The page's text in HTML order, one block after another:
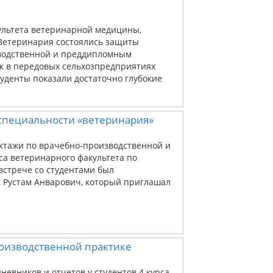
ветеринарной медицины,
состоялись защиты
и преддипломным
передовых сельхозпредприятиях
показали достаточно глубокие
«ветеринария»
по врачебно-производственной и
ветеринарного факультета по
со студентами был
Анварович, который приглашал
практике